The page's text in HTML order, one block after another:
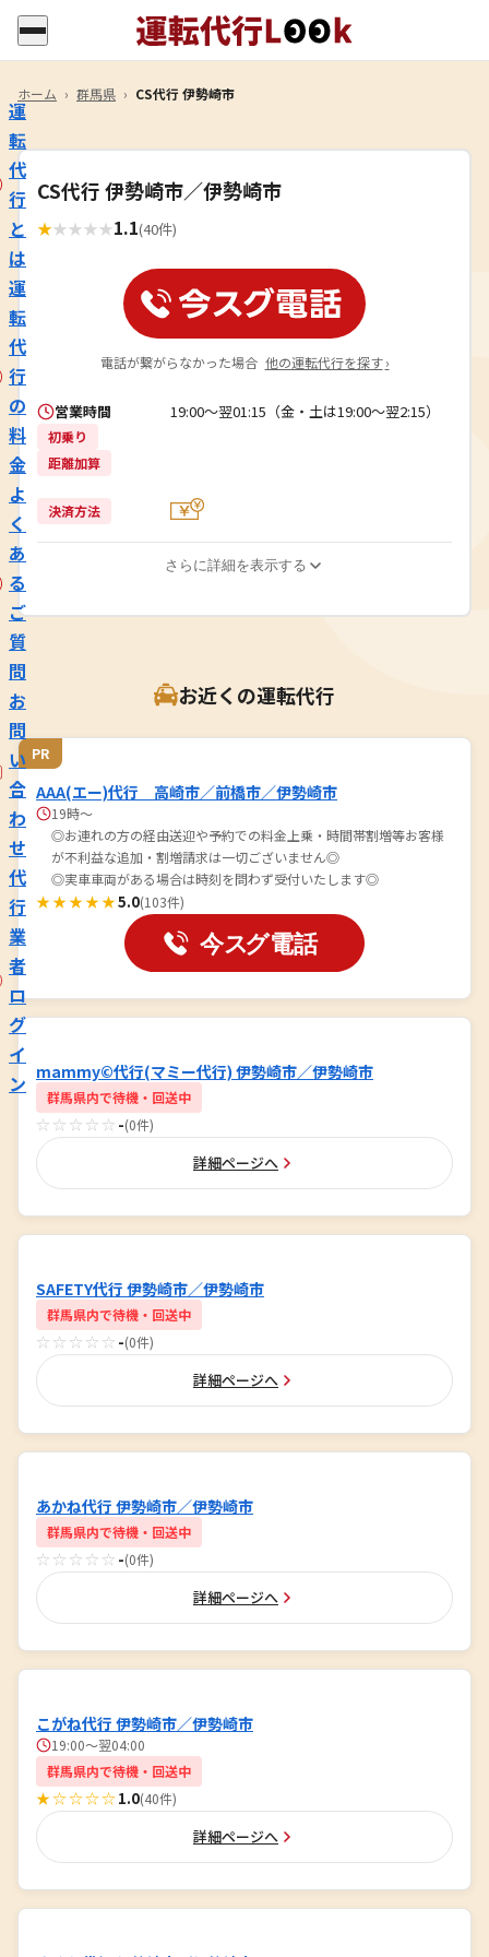
運
転
代
行
と
は
運
転
代
行
の
料
金
よ
く
あ
る
ご
質
問
お
問
い
合
わ
せ
代
行
業
者
ロ
グ
イ
ン
ホーム › 群馬県 › CS代行 伊勢崎市
CS代行 伊勢崎市／伊勢崎市
★★★★★1.1(40件)
電話が繋がらなかった場合 他の運転代行を探す ›
営業時間 19:00～翌01:15（金・土は19:00～翌2:15）
初乗り
距離加算
決済方法
さらに詳細を表示する
お近くの運転代行
PR
AAA(エー)代行 高崎市／前橋市／伊勢崎市
19時～
◎お連れの方の経由送迎や予約での料金上乗・時間帯割増等お客様
が不利益な追加・割増請求は一切ございません◎
◎実車車両がある場合は時刻を問わず受付いたします◎
★★★★★5.0(103件)
mammy©代行(マミー代行) 伊勢崎市／伊勢崎市
群馬県内で待機・回送中
☆☆☆☆☆ -(0件)
詳細ページへ
SAFETY代行 伊勢崎市／伊勢崎市
群馬県内で待機・回送中
☆☆☆☆☆ -(0件)
詳細ページへ
あかね代行 伊勢崎市／伊勢崎市
群馬県内で待機・回送中
☆☆☆☆☆ -(0件)
詳細ページへ
こがね代行 伊勢崎市／伊勢崎市
19:00～翌04:00
群馬県内で待機・回送中
★☆☆☆☆1.0(40件)
詳細ページへ